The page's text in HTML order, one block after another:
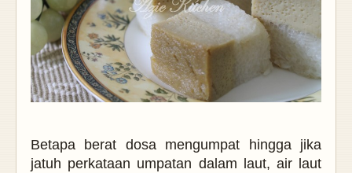
Betapa berat dosa mengumpat hingga jika
jatuh perkataan umpatan dalam laut, air laut